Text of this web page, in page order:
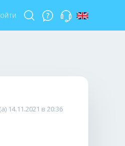
14.11.2021 в 20:36